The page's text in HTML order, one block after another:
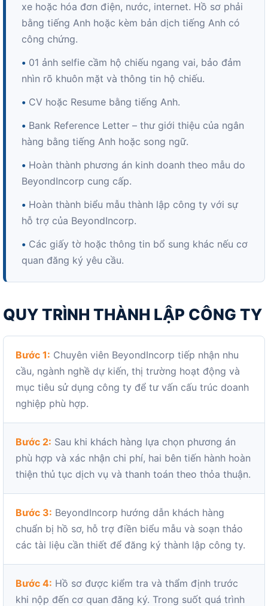
xe hoặc hóa đơn điện, nước, internet. Hồ sơ phải
bằng tiếng Anh hoặc kèm bản dịch tiếng Anh có
công chứng.
• 01 ảnh selfie cầm hộ chiếu ngang vai, bảo đảm
nhìn rõ khuôn mặt và thông tin hộ chiếu.
• CV hoặc Resume bằng tiếng Anh.
• Bank Reference Letter – thư giới thiệu của ngân
hàng bằng tiếng Anh hoặc song ngữ.
• Hoàn thành phương án kinh doanh theo mẫu do
BeyondIncorp cung cấp.
• Hoàn thành biểu mẫu thành lập công ty với sự
hỗ trợ của BeyondIncorp.
• Các giấy tờ hoặc thông tin bổ sung khác nếu cơ
quan đăng ký yêu cầu.
QUY TRÌNH THÀNH LẬP CÔNG TY
Bước 1: Chuyên viên BeyondIncorp tiếp nhận nhu
cầu, ngành nghề dự kiến, thị trường hoạt động và
mục tiêu sử dụng công ty để tư vấn cấu trúc doanh
nghiệp phù hợp.
Bước 2: Sau khi khách hàng lựa chọn phương án
phù hợp và xác nhận chi phí, hai bên tiến hành hoàn
thiện thủ tục dịch vụ và thanh toán theo thỏa thuận.
Bước 3: BeyondIncorp hướng dẫn khách hàng
chuẩn bị hồ sơ, hỗ trợ điền biểu mẫu và soạn thảo
các tài liệu cần thiết để đăng ký thành lập công ty.
Bước 4: Hồ sơ được kiểm tra và thẩm định trước
khi nộp đến cơ quan đăng ký. Trong suốt quá trình